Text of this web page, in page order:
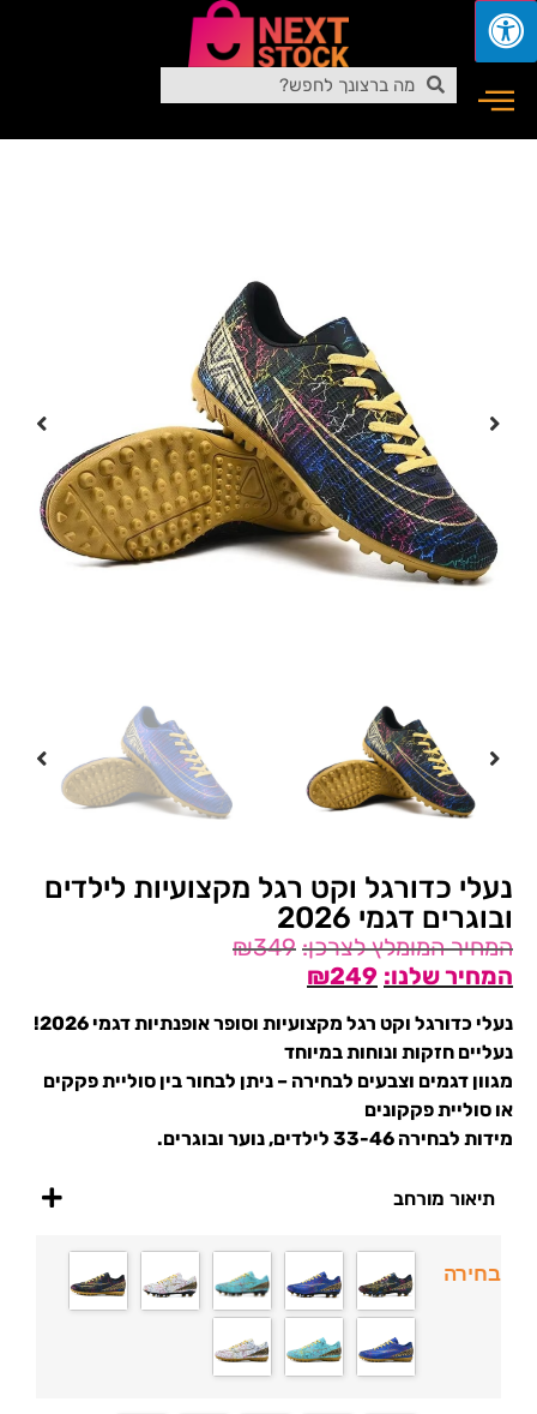
נעלי כדורגל וקט רגל מקצועיות לילדים
ובוגרים דגמי 2026
₪349
₪249
נעלי כדורגל וקט רגל מקצועיות וסופר אופנתיות דגמי 2026!
נעליים חזקות ונוחות במיוחד
מגוון דגמים וצבעים לבחירה – ניתן לבחור בין סוליית פקקים
או סוליית פקקונים
מידות לבחירה 33-46 לילדים, נוער ובוגרים.
תיאור מורחב
בחירה